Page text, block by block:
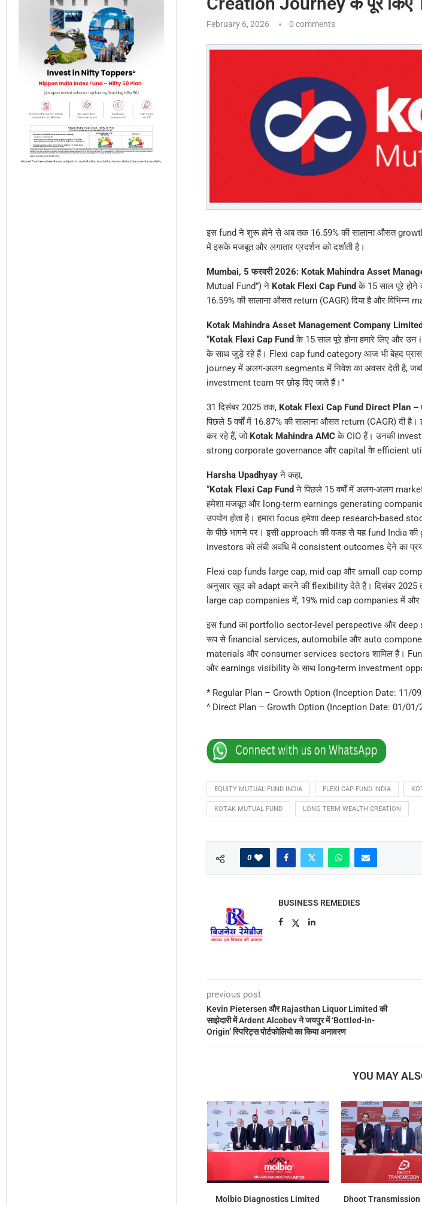
February 6, 2026 0 comments
इस fund ने शुरू होने से अब तक 16.59% की सालाना औसत
में इसके मजबूत और लगातार प्रदर्शन को दर्शाती है।
Mumbai, 5 फरवरी 2026: Kotak Mahindra Asset
Mutual Fund”) ने Kotak Flexi Cap Fund के 15 साल पूरे
16.59% की सालाना औसत return (CAGR) दिया है और विभिन्न
Kotak Mahindra Asset Management Company Limited
“Kotak Flexi Cap Fund के 15 साल पूरे होना हमारे लिए और उन
के साथ जुड़े रहे हैं। Flexi cap fund category आज भी बेहद
journey में अलग-अलग segments में निवेश का अवसर देती है,
investment team पर छोड़ दिए जाते हैं।”
31 दिसंबर 2025 तक, Kotak Flexi Cap Fund Direct Plan –
पिछले 5 वर्षों में 16.87% की सालाना औसत return (CAGR) दी
कर रहे हैं, जो Kotak Mahindra AMCके CIO हैं। उनकी
strong corporate governance और capital के efficient
Harsha Upadhyayने कहा,
“Kotak Flexi Cap Fund ने पिछले 15 वर्षों में अलग-अलग market
हमेशा मजबूत और long-term earnings generating
उपयोग होता है। हमारा focus हमेशा deep research-based
के पीछे भागने पर। इसी approach की वजह से यह fund India की
investors को लंबी अवधि में consistent outcomes देने का
Flexi cap funds large cap, mid cap और small cap
अनुसार खुद को adapt करने की flexibility देते हैं। दिसंबर 2025
large cap companies में, 19% mid cap companies में
इस fund का portfolio sector-level perspective और deep
रूप से financial services, automobile और auto
materials और consumer services sectors शामिल हैं।
और earnings visibility के साथ long-term investment
* Regular Plan – Growth Option (Inception Date: 11/
^ Direct Plan – Growth Option (Inception Date: 01/01/
EQUITY MUTUAL FUND INDIA FLEXI CAP FUND INDIA
KOTAK MUTUAL FUND LONG TERM WEALTH CREATION
0
BUSINESS REMEDIES
previous post
Kevin Pietersen और Rajasthan Liquor Limited की
साझेदारी में Ardent Alcobev ने जयपुर में ‘Bottled-in-
Origin’ स्पिरिट्स पोर्टफोलियो का किया अनावरण
YOU MAY
Molbio Diagnostics Limited
Dhoot Transmission